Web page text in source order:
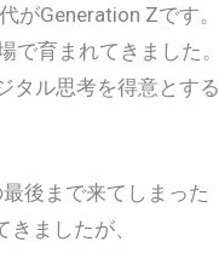
Generation Zです。
育まれてきました。
ル思考を得意とする
後まで来てしまった
ましたが、